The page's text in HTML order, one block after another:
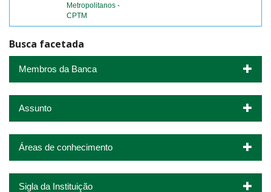
Metropolitanos -
CPTM
Busca facetada
Membros da Banca
Assunto
Áreas de conhecimento
Sigla da Instituição